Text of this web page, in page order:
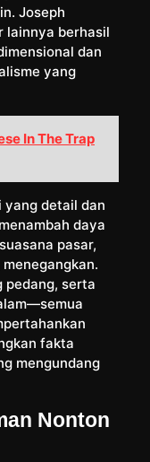
Joseph
lainnya berhasil
dan
yang
In The Trap
yang detail dan
daya
pasar,
pedang, serta
fakta
mengundang
Nonton